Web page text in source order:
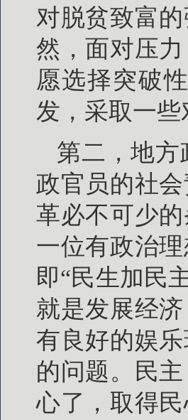
对脱贫致富
然，面对压
愿选择突破
发，采取一
第二，地
政官员的社
革必不可少
一位有政治
即“民生加民
就是发展经
有良好的娱
的问题。民
心了，取得